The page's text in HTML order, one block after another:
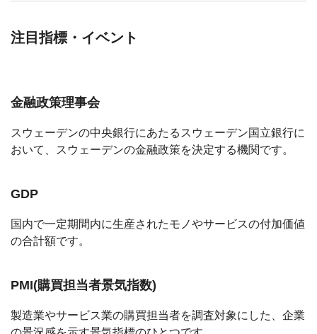
注目指標・イベント
金融政策理事会
スウェーデンの中央銀行にあたるスウェーデン国立銀行に
おいて、スウェーデンの金融政策を決定する機関です。
GDP
国内で一定期間内に生産されたモノやサービスの付加価値
の合計額です。
PMI(購買担当者景気指数)
製造業やサービス業の購買担当者を調査対象にした、企業